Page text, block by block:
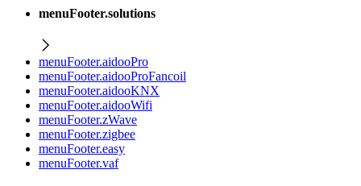
menuFooter.solutions
menuFooter.aidooPro
menuFooter.aidooProFancoil
menuFooter.aidooKNX
menuFooter.aidooWifi
menuFooter.zWave
menuFooter.zigbee
menuFooter.easy
menuFooter.vaf